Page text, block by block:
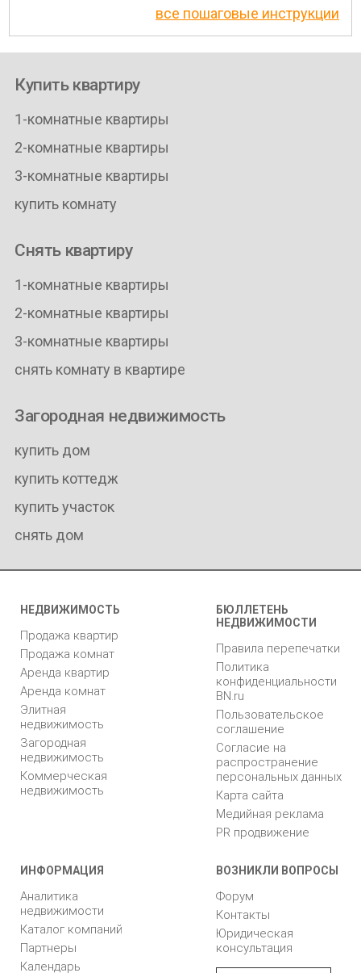
все пошаговые инструкции
Купить квартиру
1-комнатные квартиры
2-комнатные квартиры
3-комнатные квартиры
купить комнату
Снять квартиру
1-комнатные квартиры
2-комнатные квартиры
3-комнатные квартиры
снять комнату в квартире
Загородная недвижимость
купить дом
купить коттедж
купить участок
снять дом
НЕДВИЖИМОСТЬ
Продажа квартир
Продажа комнат
Аренда квартир
Аренда комнат
Элитная
недвижимость
Загородная
недвижимость
Коммерческая
недвижимость
БЮЛЛЕТЕНЬ
НЕДВИЖИМОСТИ
Правила перепечатки
Политика
конфиденциальности
BN.ru
Пользовательское
соглашение
Согласие на
распространение
персональных данных
Карта сайта
Медийная реклама
PR продвижение
ИНФОРМАЦИЯ
Аналитика
недвижимости
Каталог компаний
Партнеры
Календарь
ВОЗНИКЛИ ВОПРОСЫ
Форум
Контакты
Юридическая
консультация